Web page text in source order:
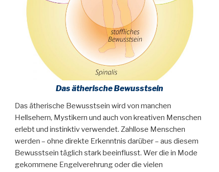
Das ätherische Bewusstsein
Das ätherische Bewusstsein wird von manchen
Hellsehern, Mystikern und auch von kreativen Menschen
erlebt und instinktiv verwendet. Zahllose Menschen
werden – ohne direkte Erkenntnis darüber – aus diesem
Bewusstsein täglich stark beeinflusst. Wer die in Mode
gekommene Engelverehrung oder die vielen